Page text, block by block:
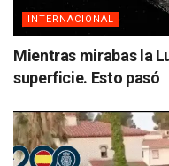
INTERNACIONAL
Mientras mirabas la
superficie. Esto pasó